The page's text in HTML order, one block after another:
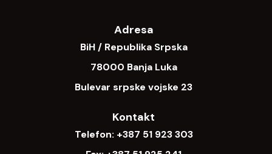
Adresa
BiH / Republika Srpska
78000 Banja Luka
Bulevar srpske vojske 23
Kontakt
Telefon: +387 51 923 303